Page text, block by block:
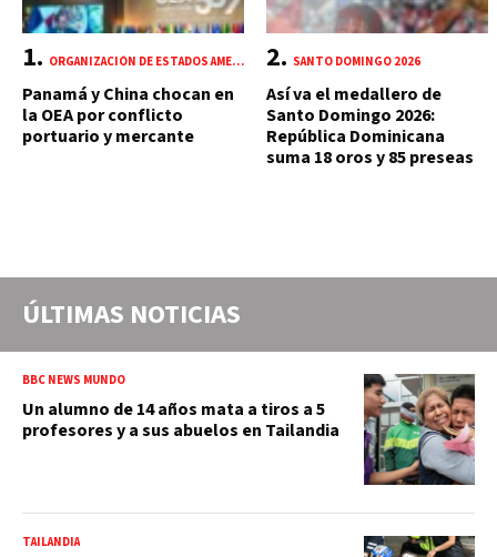
ORGANIZACIÓN DE ESTADOS AMERICANOS (OEA)
Panamá y China chocan en
la OEA por conflicto
portuario y mercante
SANTO DOMINGO 2026
Así va el medallero de
Santo Domingo 2026:
República Dominicana
suma 18 oros y 85 preseas
ÚLTIMAS NOTICIAS
BBC NEWS MUNDO
Un alumno de 14 años mata a tiros a 5
profesores y a sus abuelos en Tailandia
TAILANDIA